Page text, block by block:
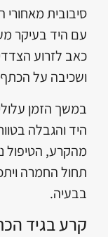
סיבובית
עם היד בעיקר
כאב לזרוע
ושכיבה על
במשך הזמן
היד והגבלה
מהקרע, הטיפול
תחול החמרה
בבעיה.
קרע בגיד